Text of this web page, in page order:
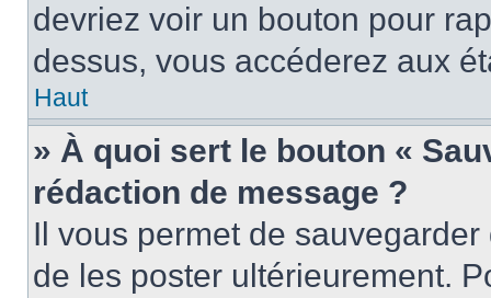
devriez voir un bouton pour
dessus, vous accéderez aux
Haut
» À quoi sert le bouton «
rédaction de message ?
Il vous permet de
de les poster ultérieurement.